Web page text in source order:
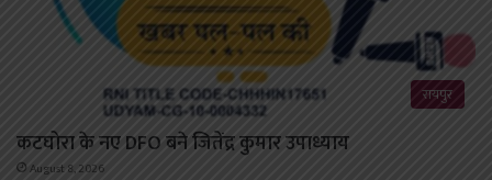
रायपुर
कटघोरा के नए DFO बने जितेंद्र कुमार उपाध्याय
August 8, 2026